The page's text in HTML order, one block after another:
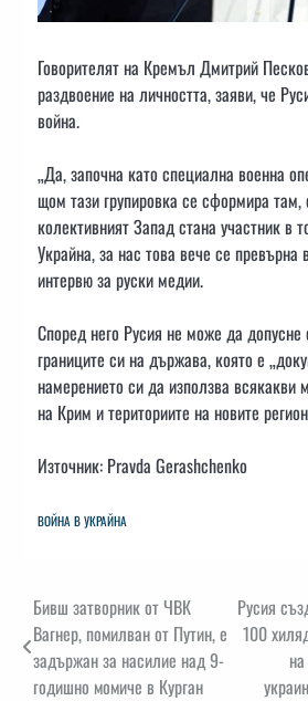
Говорителят на Кремъл Дмитрий
раздвоение на личността, заяви, че
война.
„Да, започна като специална военна
щом тази групировка се сформира там,
колективният Запад стана участник в
Украйна, за нас това вече се превърна
интервю за руски медии.
Според него Русия не може да допусне
границите си на държава, която е
намерението си да използва всякакви
на Крим и териториите на новите
Източник: Pravda Gerashchenko
ВОЙНА В УКРАЙНА
Навигация
Бивш затворник от ЧВК
Вагнер, помилван от Путин, е
задържан за насилие над 9-
годишно момиче в Курган
Русия
100